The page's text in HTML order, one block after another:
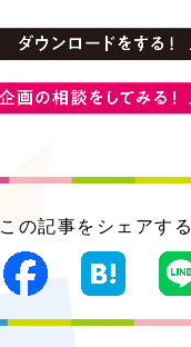
この記事をシェアする